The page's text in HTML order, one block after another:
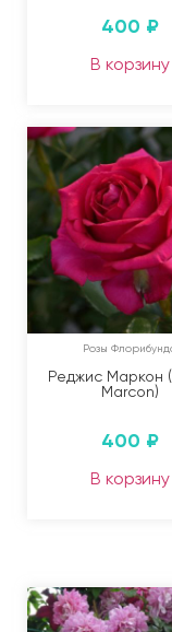
400 ₽
В корзину
Розы
Реджис Маркон
Marcon)
400 ₽
В корзину